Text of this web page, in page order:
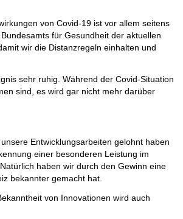
von Covid-19 ist vor allem seitens
für Gesundheit der aktuellen
wir die Distanzregeln einhalten und
sehr ruhig. Während der Covid-Situation
sind, es wird gar nicht mehr darüber
Entwicklungsarbeiten gelohnt haben
einer besonderen Leistung im
haben wir durch den Gewinn eine
bekannter gemacht hat.
von Innovationen wird auch